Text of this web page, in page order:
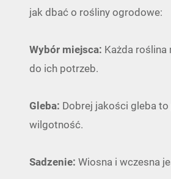
jak dbać o rośliny ogrodowe:
Wybór miejsca: Każda
do ich potrzeb.
Gleba: Dobrej jakości gleba
wilgotność.
Sadzenie: Wiosna i wczesna